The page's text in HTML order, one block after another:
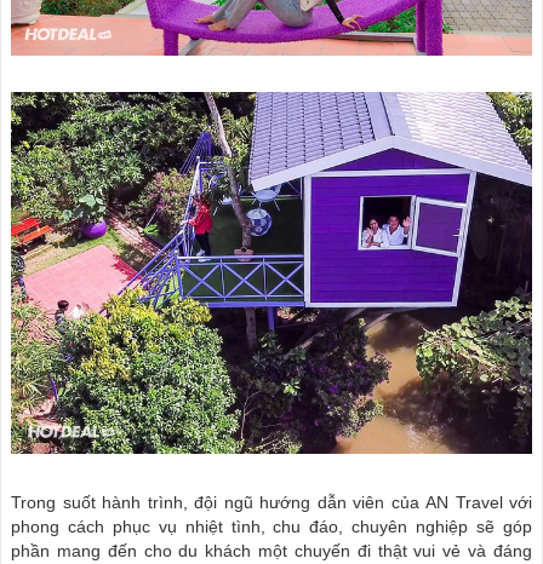
Trong suốt hành trình, đội ngũ hướng dẫn viên của AN Travel với
phong cách phục vụ nhiệt tình, chu đáo, chuyên nghiệp sẽ góp
phần mang đến cho du khách một chuyến đi thật vui vẻ và đáng